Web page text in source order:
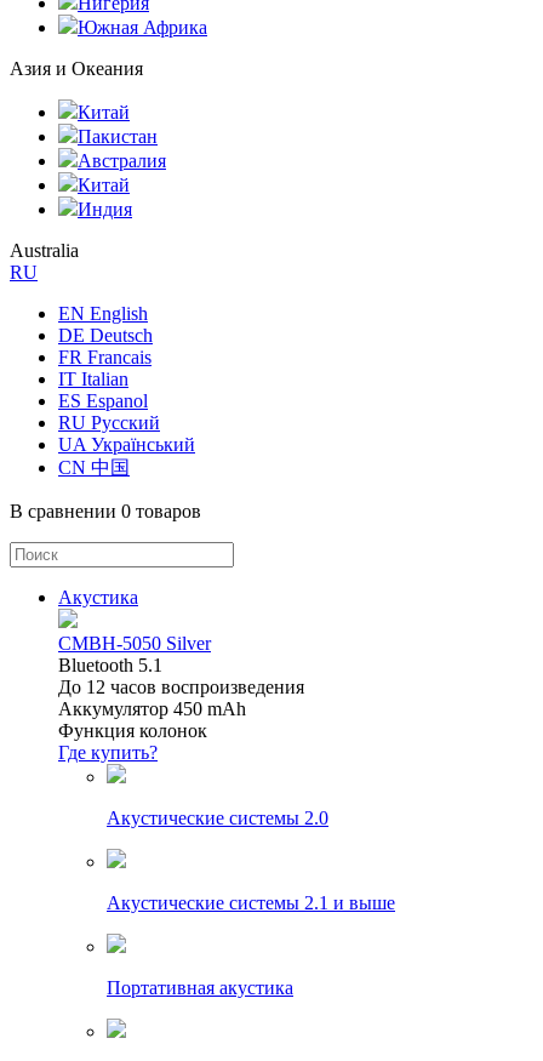
Южная Африка
Азия и Океания
Китай
Пакистан
Австралия
Китай
Индия
Australia
RU
EN English
DE Deutsch
FR Francais
IT Italian
ES Espanol
RU Русский
UA Український
CN 中国
В сравнении 0 товаров
Акустика
CMBH-5050 Silver
Bluetooth 5.1
До 12 часов воспроизведения
Аккумулятор 450 mAh
Функция колонок
Где купить?
Акустические системы 2.0
Акустические системы 2.1 и выше
Портативная акустика